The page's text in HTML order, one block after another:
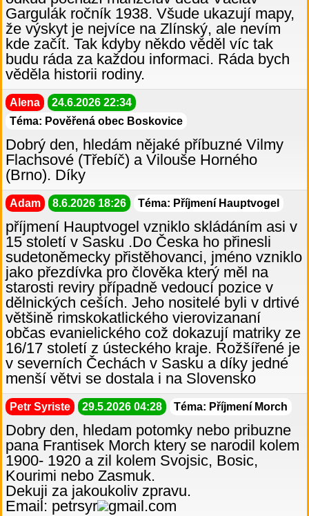
Gargulák ročník 1938. Všude ukazují mapy,
že výskyt je nejvíce na Zlínský, ale nevím
kde začít. Tak kdyby někdo věděl víc tak
budu ráda za každou informaci. Ráda bych
věděla historii rodiny.
Alena
24.6.2026 22:34
Téma: Pověřená obec Boskovice
Dobrý den, hledám nějaké příbuzné Vilmy
Flachsové (Třebíč) a Vilouše Horného
(Brno). Díky
Adam 8.6.2026 18:26 Téma: Příjmení Hauptvogel
příjmení Hauptvogel vzniklo skládáním asi v
15 století v Sasku .Do Česka ho přinesli
sudetoněmecky přistěhovanci, jméno vzniklo
jako přezdívka pro člověka který měl na
starosti reviry případně vedoucí pozice v
dělnických ceších. Jeho nositelé byli v drtivé
většině rimskokatlického vierovizananí
občas evanielického což dokazují matriky ze
16/17 století z ústeckého kraje. Rožšířené je
v severních Čechách v Sasku a díky jedné
menší větvi se dostala i na Slovensko
Petr Syriste 29.5.2026 04:28 Téma: Příjmení Morch
Dobry den, hledam potomky nebo pribuzne
pana Frantisek Morch ktery se narodil kolem
1900- 1920 a zil kolem Svojsic, Bosic,
Kourimi nebo Zasmuk.
Dekuji za jakoukoliv zpravu.
Email: petrsyr
gmail.com